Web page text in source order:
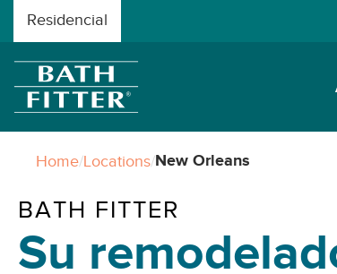
Residencial
Home/Locations/New Orleans
BATH FITTER
Su